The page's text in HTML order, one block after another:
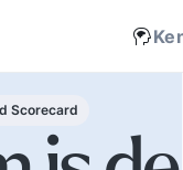
Zelforganisatie 'klein
binnen groot'. De
transitie naar een
zelfsturende
organisatie. Distributie
Scholing
Non-profit
contact. Zijn
Scorecard